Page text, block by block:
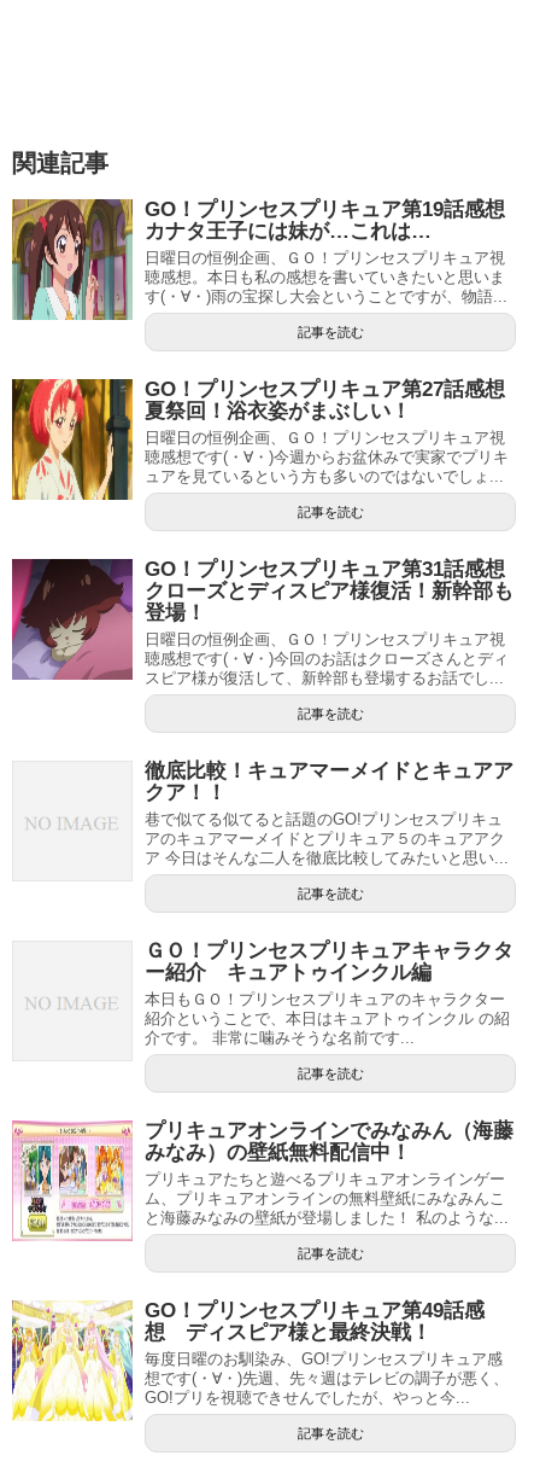
関連記事
GO！プリンセスプリキュア第19話感想
カナタ王子には妹が…これは…
日曜日の恒例企画、ＧＯ！プリンセスプリキュア視
聴感想。本日も私の感想を書いていきたいと思いま
す(・∀・)雨の宝探し大会ということですが、物語...
記事を読む
GO！プリンセスプリキュア第27話感想
夏祭回！浴衣姿がまぶしい！
日曜日の恒例企画、ＧＯ！プリンセスプリキュア視
聴感想です(・∀・)今週からお盆休みで実家でプリキ
ュアを見ているという方も多いのではないでしょ...
記事を読む
GO！プリンセスプリキュア第31話感想
クローズとディスピア様復活！新幹部も
登場！
日曜日の恒例企画、ＧＯ！プリンセスプリキュア視
聴感想です(・∀・)今回のお話はクローズさんとディ
スピア様が復活して、新幹部も登場するお話でし...
記事を読む
徹底比較！キュアマーメイドとキュアア
クア！！
巷で似てる似てると話題のGO!プリンセスプリキュ
アのキュアマーメイドとプリキュア５のキュアアク
ア 今日はそんな二人を徹底比較してみたいと思い...
記事を読む
ＧＯ！プリンセスプリキュアキャラクタ
ー紹介 キュアトゥインクル編
本日もＧＯ！プリンセスプリキュアのキャラクター
紹介ということで、本日はキュアトゥインクル の紹
介です。 非常に噛みそうな名前です...
記事を読む
プリキュアオンラインでみなみん（海藤
みなみ）の壁紙無料配信中！
プリキュアたちと遊べるプリキュアオンラインゲー
ム、プリキュアオンラインの無料壁紙にみなみんこ
と海藤みなみの壁紙が登場しました！ 私のような...
記事を読む
GO！プリンセスプリキュア第49話感
想 ディスピア様と最終決戦！
毎度日曜のお馴染み、GO!プリンセスプリキュア感
想です(・∀・)先週、先々週はテレビの調子が悪く、
GO!プリを視聴できせんでしたが、やっと今...
記事を読む